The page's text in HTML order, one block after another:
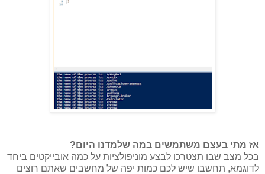
אז מתי בעצם משתמשים במה שלמדנו היום?
בכל מצב שבו תצטרכו לבצע מוניפולציות על כמה אובייקטים ביחד
לדוגמא, תחשבו שיש לכם כמות יפה של מחשבים שאתם רוצים